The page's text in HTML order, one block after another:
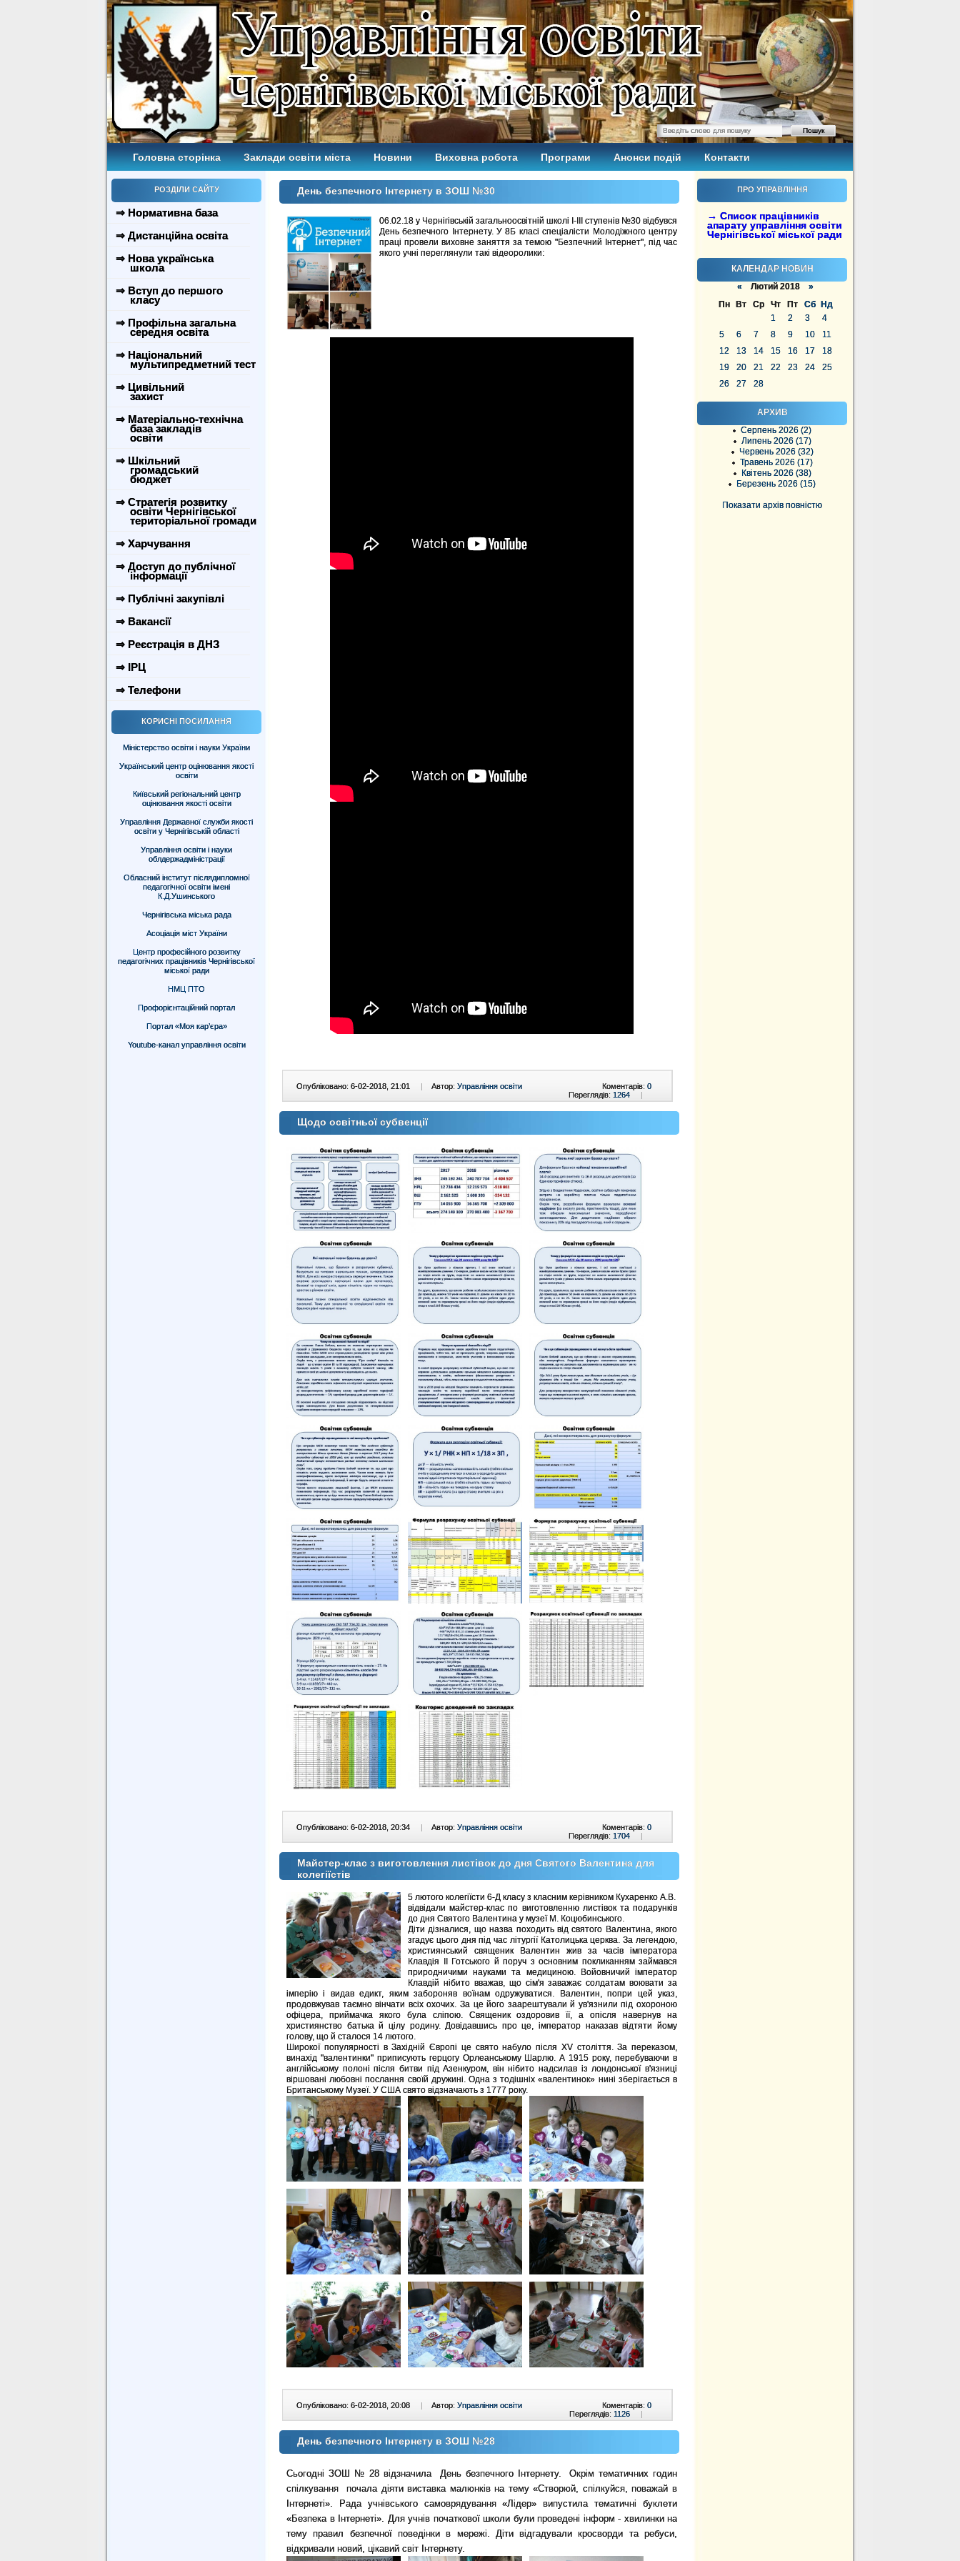
Головна сторінка Заклади освіти міста Новини Виховна робота Програми Анонси подій Контакти
РОЗДІЛИ САЙТУ
⇒ Нормативна база
⇒ Дистанційна освіта
⇒ Нова українська
школа
⇒ Вступ до першого
класу
⇒ Профільна загальна
середня освіта
⇒ Національний
мультипредметний тест
⇒ Цивільний
захист
⇒ Матеріально-технічна
база закладів
освіти
⇒ Шкільний
громадський
бюджет
⇒ Стратегія розвитку
освіти Чернігівської
територіальної громади
⇒ Харчування
⇒ Доступ до публічної
інформації
⇒ Публічні закупівлі
⇒ Вакансії
⇒ Реєстрація в ДНЗ
⇒ ІРЦ
⇒ Телефони
КОРИСНІ ПОСИЛАННЯ
Міністерство освіти і науки України
Український центр оцінювання якості
освіти
Київський регіональний центр
оцінювання якості освіти
Управління Державної служби якості
освіти у Чернігівській області
Управління освіти і науки
облдержадміністрації
Обласний інститут післядипломної
педагогічної освіти імені
К.Д.Ушинського
Чернігівська міська рада
Асоціація міст України
Центр професійного розвитку
педагогічних працівників Чернігівської
міської ради
НМЦ ПТО
Профорієнтаційний портал
Портал «Моя кар’єра»
Youtube-канал управління освіти
ПРО УПРАВЛІННЯ
→ Список працівників
апарату управління освіти
Чернігівської міської ради
КАЛЕНДАР НОВИН
« Лютий 2018 »
Пн
Вт Ср Чт Пт Сб
Нд
1
2 3
4
5
6 7 8 9 10
11
12
13 14 15 16 17
18
19
20 21 22 23 24
25
26
27 28
АРХИВ
Серпень 2026 (2)
Липень 2026 (17)
Червень 2026 (32)
Травень 2026 (17)
Квітень 2026 (38)
Березень 2026 (15)
Показати архів повністю
День безпечного Інтернету в ЗОШ №30
06.02.18 у Чернігівській загальноосвітній школі І-ІІІ ступенів №30 відбувся
День безпечного Інтернету. У 8Б класі спеціалісти Молодіжного центру
праці провели виховне заняття за темою "Безпечний Інтернет", під час
якого учні переглянули такі відеоролики:
Опубліковано: 6-02-2018, 21:01 | Автор: Управління освіти Коментарів: 0
Переглядів: 1264 |
Щодо освітньої субвенції
Опубліковано: 6-02-2018, 20:34 | Автор: Управління освіти Коментарів: 0
Переглядів: 1704 |
Майстер-клас з виготовлення листівок до дня Святого Валентина для
колегіїстів
5 лютого колегіїсти 6-Д класу з класним керівником Кухаренко А.В.
відвідали майстер-клас по виготовленню листівок та подарунків
до дня Святого Валентина у музеї М. Коцюбинського.
Діти дізналися, що назва походить від святого Валентина, якого
згадує цього дня під час літургії Католицька церква. За легендою,
християнський священик Валентин жив за часів імператора
Клавдія ІІ Готського й поруч з основним покликанням займався
природничими науками та медициною. Войовничий імператор
Клавдій нібито вважав, що сім'я заважає солдатам воювати за
імперію і видав едикт, яким забороняв воїнам одружуватися. Валентин, попри цей указ,
продовжував таємно вінчати всіх охочих. За це його заарештували й ув'язнили під охороною
офіцера, приймачка якого була сліпою. Священик оздоровив її, а опісля навернув на
християнство батька й цілу родину. Довідавшись про це, імператор наказав відтяти йому
голову, що й сталося 14 лютого.
Широкої популярності в Західній Європі це свято набуло після XV століття. За переказом,
винахід "валентинки" приписують герцогу Орлеанському Шарлю. А 1915 року, перебуваючи в
англійському полоні після битви під Азенкуром, він нібито надсилав із лондонської в'язниці
віршовані любовні послання своїй дружині. Одна з тодішніх «валентинок» нині зберігається в
Британському Музеї. У США свято відзначають з 1777 року.
Опубліковано: 6-02-2018, 20:08 | Автор: Управління освіти Коментарів: 0
Переглядів: 1126 |
День безпечного Інтернету в ЗОШ №28
Сьогодні ЗОШ № 28 відзначила День безпечного Інтернету. Окрім тематичних годин
спілкування почала діяти виставка малюнків на тему «Створюй, спілкуйся, поважай в
Інтернеті». Рада учнівського самоврядування «Лідер» випустила тематичні буклети
«Безпека в Інтернеті». Для учнів початкової школи були проведені інформ - хвилинки на
тему правил безпечної поведінки в мережі. Діти відгадували кросворди та ребуси,
відкривали новий, цікавий світ Інтернету.